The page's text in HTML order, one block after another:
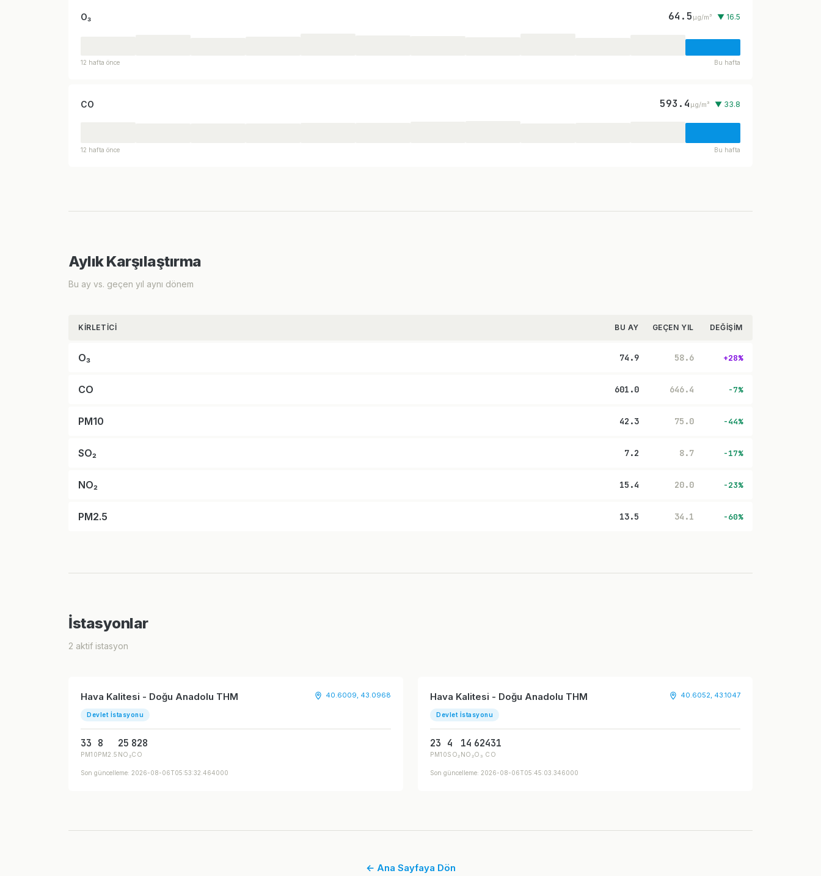
O₃ 64.5 µg/m³ ▼ 16.5
12 hafta önce Bu hafta
CO 593.4 µg/m³ ▼ 33.8
12 hafta önce Bu hafta
Aylık Karşılaştırma
Bu ay vs. geçen yıl aynı dönem
KIRLETICI BU AY GEÇEN YIL DEĞIŞIM
O₃ 74.9 58.6 +28%
CO 601.0 646.4 -7%
PM10 42.3 75.0 -44%
SO₂ 7.2 8.7 -17%
NO₂ 15.4 20.0 -23%
PM2.5 13.5 34.1 -60%
İstasyonlar
2 aktif istasyon
Hava Kalitesi - Doğu Anadolu THM
Devlet İstasyonu
40.6009, 43.0968
33
PM10
8
PM2.5
25
NO₂
828
CO
Son güncelleme: 2026-08-06T05:53:32.464000
Hava Kalitesi - Doğu Anadolu THM
Devlet İstasyonu
40.6052, 43.1047
23
PM10
4
SO₂
14
NO₂
62
O₃
431
CO
Son güncelleme: 2026-08-06T05:45:03.346000
← Ana Sayfaya Dön